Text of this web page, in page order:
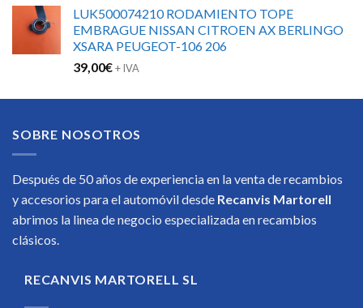
original
era:
310,00€.
actual
es:
217,00€.
LUK500074210 RODAMIENTO TOPE
EMBRAGUE NISSAN CITROEN AX BERLINGO
XSARA PEUGEOT-106 206
39,00€+ IVA
SOBRE NOSOTROS
Después de 50 años de experiencia en la venta de recambios
y accesorios para el automóvil desde Recanvis Martorell
abrimos la linea de negocio especializada en recambios
clásicos.
RECANVIS MARTORELL SL